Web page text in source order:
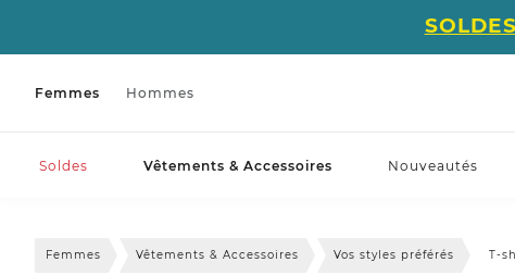
SOLDES
Femmes Hommes
Soldes Vêtements & Accessoires Nouveautés
Femmes Vêtements & Accessoires Vos styles préférés T-